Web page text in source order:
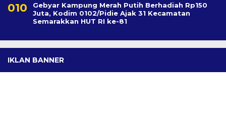
Gebyar Kampung Merah Putih Berhadiah Rp150
Juta, Kodim 0102/Pidie Ajak 31 Kecamatan
Semarakkan HUT RI ke-81
IKLAN BANNER